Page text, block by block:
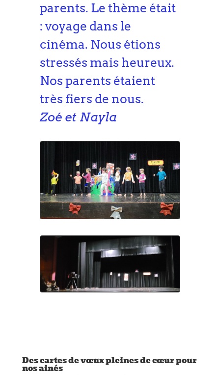
parents. Le thème était
: voyage dans le
cinéma. Nous étions
stressés mais heureux.
Nos parents étaient
très fiers de nous.
Zoé et Nayla
Des cartes de vœux pleines de cœur pour
nos ainés